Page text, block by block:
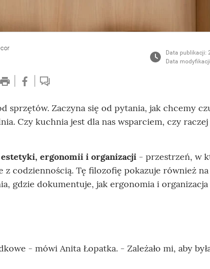
Data publikacji:
Data
sprzętów. Zaczyna się od pytania, jak chcemy
Czy kuchnia jest dla nas wsparciem, czy raczej
estetyki, ergonomii i organizacji - przestrzeń, w
codziennością. Tę filozofię pokazuje również
gdzie dokumentuje, jak ergonomia i organizacja
- mówi Anita Łopatka. - Zależało mi, aby